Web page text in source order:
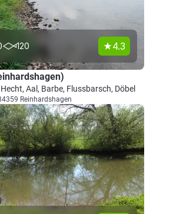
120 4.3
Aal, Barbe, Flussbarsch, Döbel
Reinhardshagen